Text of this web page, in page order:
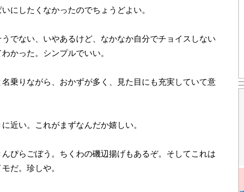
したくなかったのでちょうどよい。
ない、いやあるけど、なかなか自分でチョイスしない
かった。シンプルでいい。
乗りながら、おかずが多く、見た目にも充実していて意
い。これがまずなんだか嬉しい。
らごぼう。ちくわの磯辺揚げもあるぞ。そしてこれは
だ。珍しや。